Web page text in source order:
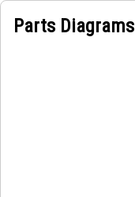
Parts Diagrams